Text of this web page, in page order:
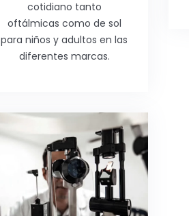
cotidiano tanto
oftálmicas como de sol
para niños y adultos en las
diferentes marcas.